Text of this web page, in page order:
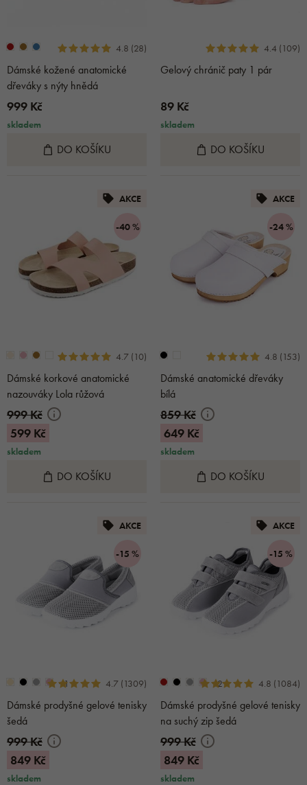
4.8 (28)
Dámské kožené anatomické
dřeváky s nýty hnědá
999 Kč
skladem
DO KOŠÍKU
4.4 (109)
Gelový chránič paty 1 pár
89 Kč
skladem
DO KOŠÍKU
AKCE
-40 %
4.7 (10)
Dámské korkové anatomické
nazouváky Lola růžová
999 Kč
599 Kč
skladem
DO KOŠÍKU
AKCE
-24 %
4.8 (153)
Dámské anatomické dřeváky
bílá
859 Kč
649 Kč
skladem
DO KOŠÍKU
AKCE
-15 %
+1 4.7 (1309)
Dámské prodyšné gelové tenisky
šedá
999 Kč
849 Kč
skladem
AKCE
-15 %
+2 4.8 (1084)
Dámské prodyšné gelové tenisky
na suchý zip šedá
999 Kč
849 Kč
skladem